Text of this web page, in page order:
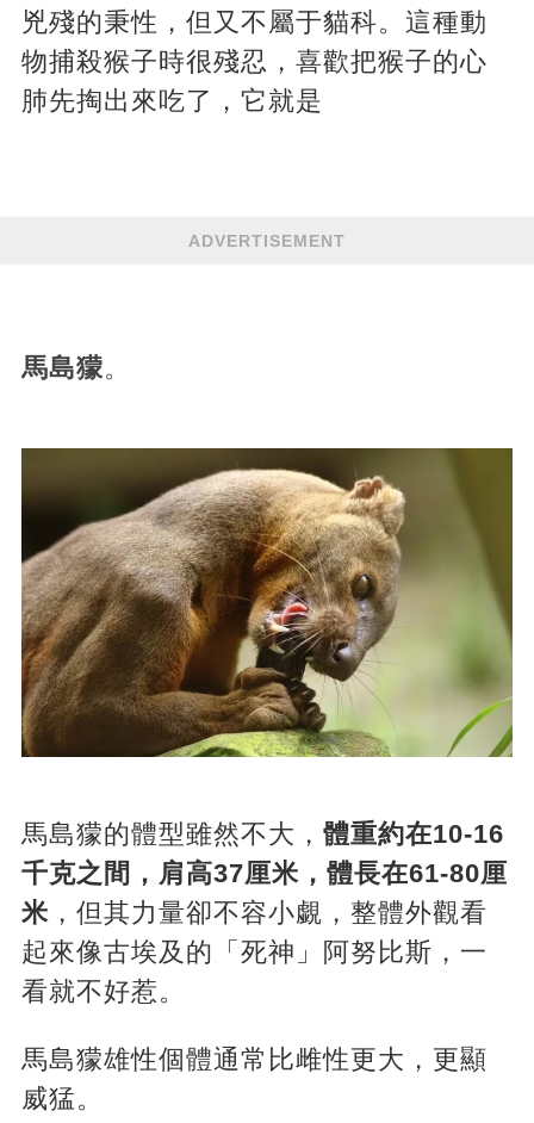
兇殘的秉性，但又不屬于貓科。這種動
物捕殺猴子時很殘忍，喜歡把猴子的心
肺先掏出來吃了，它就是
ADVERTISEMENT
馬島獴。
馬島獴的體型雖然不大， 體重約在10-16
千克之間，肩高37厘米，體長在61-80厘
米，但其力量卻不容小覷，整體外觀看
起來像古埃及的「死神」阿努比斯，一
看就不好惹。
馬島獴雄性個體通常比雌性更大，更顯
威猛。